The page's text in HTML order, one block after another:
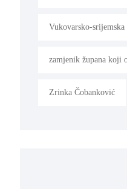
Vukovarsko-srijemska
zamjenik župana koji
Zrinka Čobanković